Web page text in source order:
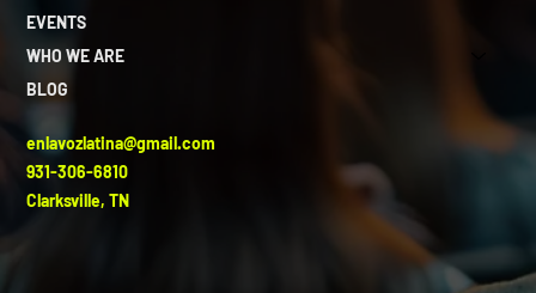
EVENTS
WHO WE ARE
BLOG
enlavozlatina@gmail.com
931-306-6810
Clarksville, TN